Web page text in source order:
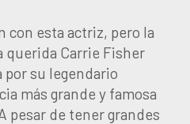
con esta actriz, pero la
querida Carrie Fisher
por su legendario
más grande y famosa
pesar de tener grandes